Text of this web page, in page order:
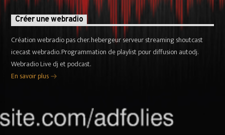
Créer une webradio
Création webradio pas cher. hebergeur serveur streaming shoutcast
icecast webradio. Programmation de playlist pour diffusion autodj.
Webradio Live dj et podcast.
En savoir plus